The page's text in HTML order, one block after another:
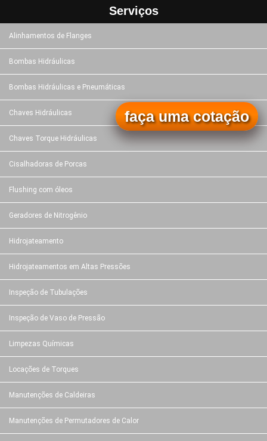
Serviços
Alinhamentos de Flanges
Bombas Hidráulicas
Bombas Hidráulicas e Pneumáticas
Chaves Hidráulicas
Chaves Torque Hidráulicas
Cisalhadoras de Porcas
Flushing com óleos
Geradores de Nitrogênio
Hidrojateamento
Hidrojateamentos em Altas Pressões
Inspeção de Tubulações
Inspeção de Vaso de Pressão
Limpezas Químicas
Locações de Torques
Manutenções de Caldeiras
Manutenções de Permutadores de Calor
faça uma cotação